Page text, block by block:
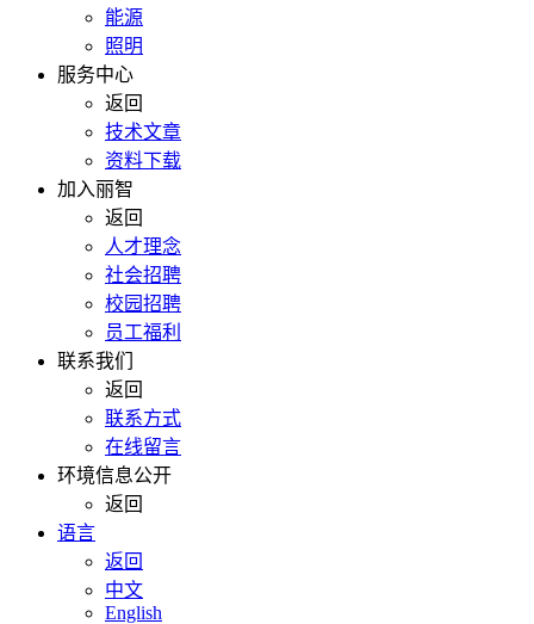
能源
照明
服务中心
返回
技术文章
资料下载
加入丽智
返回
人才理念
社会招聘
校园招聘
员工福利
联系我们
返回
联系方式
在线留言
环境信息公开
返回
语言
返回
中文
English